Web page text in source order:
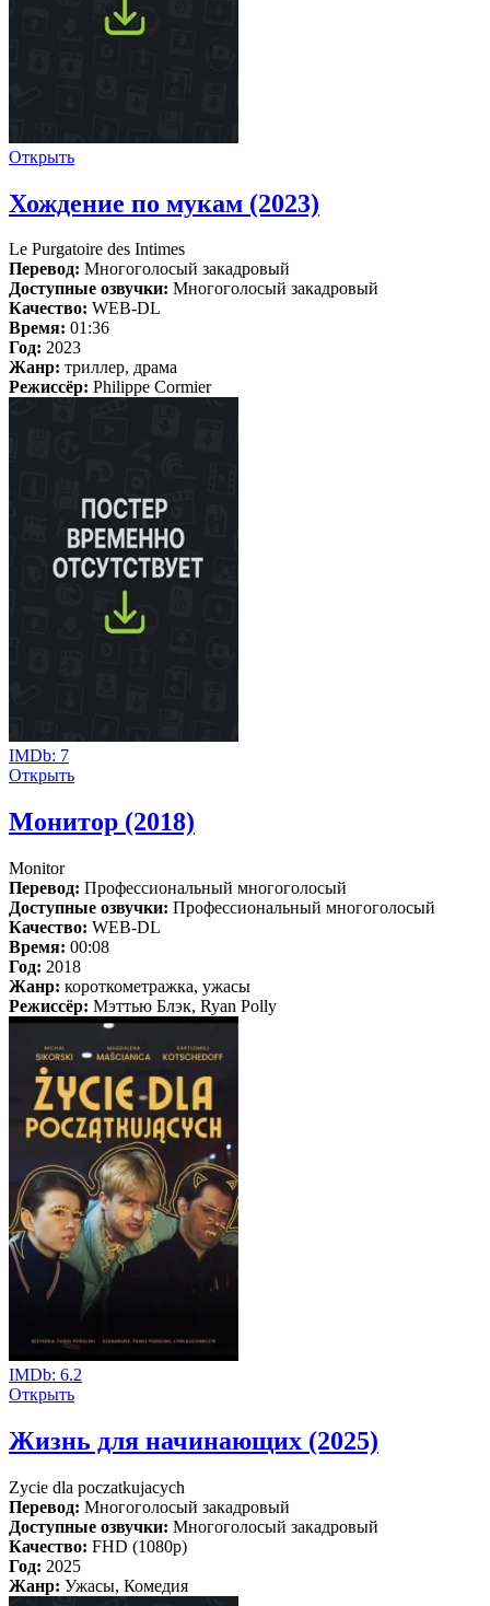
Открыть
Хождение по мукам (2023)
Le Purgatoire des Intimes
Перевод: Многоголосый закадровый
Доступные озвучки: Многоголосый закадровый
Качество: WEB-DL
Время: 01:36
Год: 2023
Жанр: триллер, драма
Режиссёр: Philippe Cormier
IMDb: 7
Открыть
Монитор (2018)
Monitor
Перевод: Профессиональный многоголосый
Доступные озвучки: Профессиональный многоголосый
Качество: WEB-DL
Время: 00:08
Год: 2018
Жанр: короткометражка, ужасы
Режиссёр: Мэттью Блэк, Ryan Polly
IMDb: 6.2
Открыть
Жизнь для начинающих (2025)
Zycie dla poczatkujacych
Перевод: Многоголосый закадровый
Доступные озвучки: Многоголосый закадровый
Качество: FHD (1080p)
Год: 2025
Жанр: Ужасы, Комедия